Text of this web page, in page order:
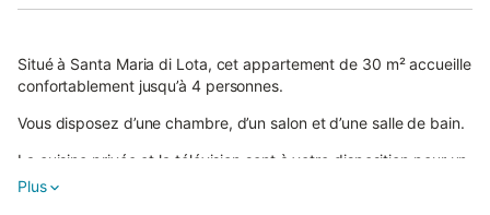
Situé à Santa Maria di Lota, cet appartement de 30 m² accueille
confortablement jusqu’à 4 personnes.
Vous disposez d’une chambre, d’un salon et d’une salle de bain.
La cuisine privée et la télévision sont à votre disposition pour un
séjour agréable.
Plus